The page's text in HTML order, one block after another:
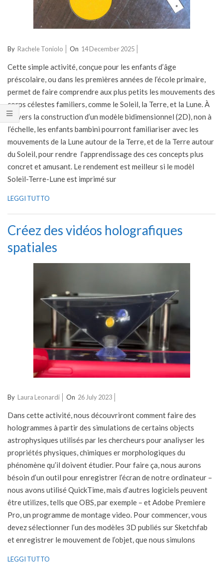
2025-
14
By Rachele Toniolo On 14 December 2025
Cette simple activité, conçue pour les enfants d’âge
préscolaire, ou dans les premières années de l’école primaire,
permet de faire comprendre aux plus petits les mouvements des
corps célestes familiers, comme le Soleil, la Terre, et la Lune. À
travers la construction d’un modèle bidimensionnel (2D), non à
l’échelle, les enfants bambini pourront familiariser avec les
mouvements de la Lune autour de la Terre, et de la Terre autour
du Soleil, pour rendre l’apprendissage des ces concepts plus
concret et amusant. Le rendement est meilleur si le modèl
Soleil-Terre-Lune est imprimé sur
LEGGI TUTTO
Créez des vidéos holografiques
spatiales
2023-
26
By Laura Leonardi On 26 July 2023
Dans cette activité, nous découvriront comment faire des
hologrammes à partir des simulations de certains objects
astrophysiques utilisés par les chercheurs pour analiyser les
propriétés physiques, chimiques er morphologiques du
phénomène qu’il doivent étudier. Pour faire ça, nous aurons
bésoin d’un outil pour enregistrer l’écran de notre ordinateur –
nous avons utilisé QuickTime, mais d’autres logiciels peuvent
être utilizes, tells que OBS, par exemple – et Adobe Premiere
Pro, un programme de montage video. Pour commencer, vous
devez sélectionner l’un des modèles 3D publiés sur Sketchfab
et enregistrer le mouvement de l’objet, que nous simulons
LEGGI TUTTO